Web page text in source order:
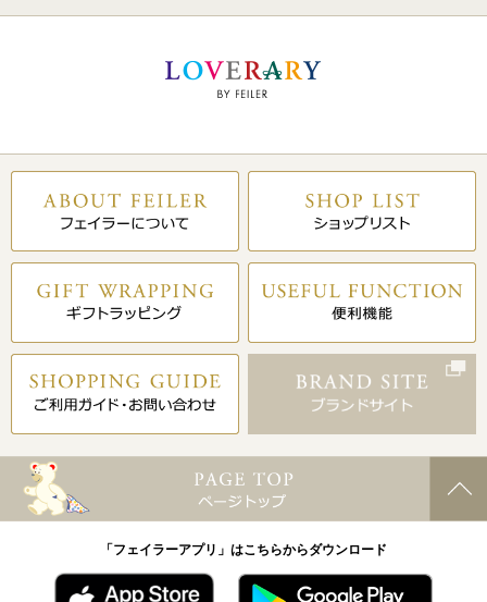
「フェイラーアプリ」はこちらからダウンロード